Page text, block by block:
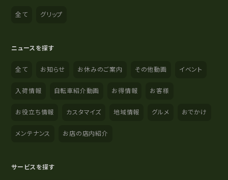
全て グリップ
ニュースを探す
全て お知らせ お休みのご案内 その他動画 イベント
入荷情報 自転車紹介動画 お得情報 お客様
お役立ち情報 カスタマイズ 地域情報 グルメ おでかけ
メンテナンス お店の店内紹介
サービスを探す